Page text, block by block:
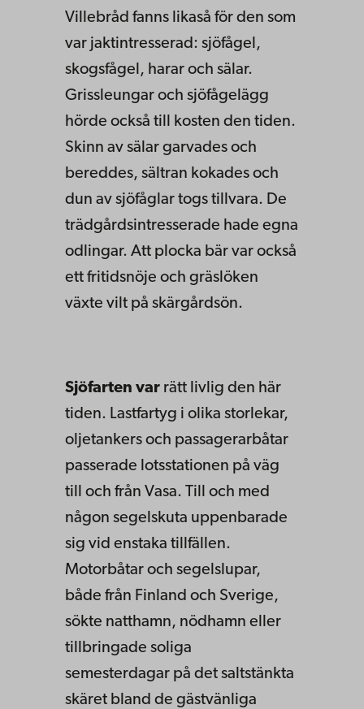
Villebråd fanns likaså för den som
var jaktintresserad: sjöfågel,
skogsfågel, harar och sälar.
Grissleungar och sjöfågelägg
hörde också till kosten den tiden.
Skinn av sälar garvades och
bereddes, sältran kokades och
dun av sjöfåglar togs tillvara. De
trädgårdsintresserade hade egna
odlingar. Att plocka bär var också
ett fritidsnöje och gräslöken
växte vilt på skärgårdsön.
Sjöfarten var rätt livlig den här
tiden. Lastfartyg i olika storlekar,
oljetankers och passagerarbåtar
passerade lotsstationen på väg
till och från Vasa. Till och med
någon segelskuta uppenbarade
sig vid enstaka tillfällen.
Motorbåtar och segelslupar,
både från Finland och Sverige,
sökte natthamn, nödhamn eller
tillbringade soliga
semesterdagar på det saltstänkta
skäret bland de gästvänliga